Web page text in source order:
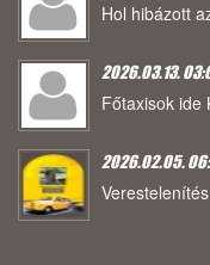
Hol hibázott
2026.03.13.
Főtaxisok ide
2026.02.05.
Verestelenítés